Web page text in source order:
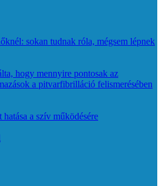
sokan tudnak róla, mégsem lépnek
hogy mennyire pontosak az
a pitvarfibrilláció felismerésében
a szív működésére